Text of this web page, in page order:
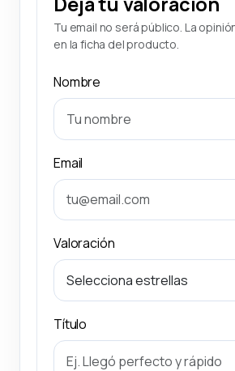
Tu email no será público. La
en la ficha del producto.
Nombre
Email
Valoración
Título